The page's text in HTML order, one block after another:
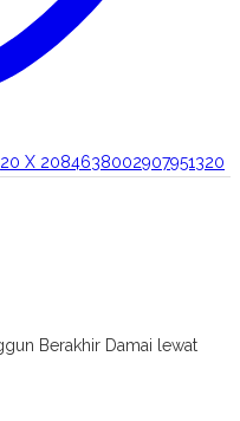
X 2084638002907951320
Berakhir Damai lewat